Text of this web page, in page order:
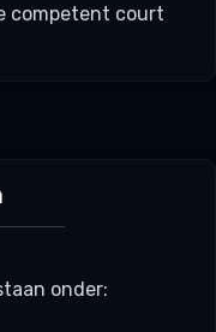
competent court
onder: